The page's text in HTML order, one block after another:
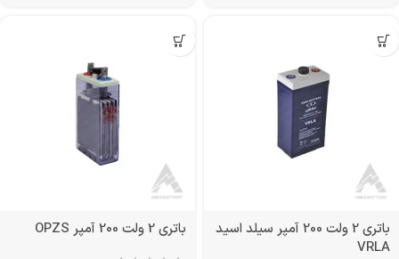
باتری 2 ولت 200 آمپر سیلد اسید
VRLA
باتری 2 ولت 200 آمپر OPZS